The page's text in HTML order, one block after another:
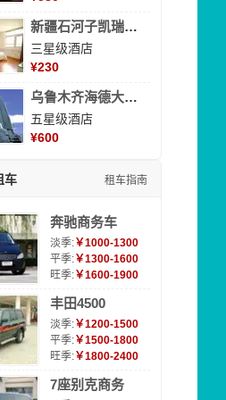
新疆石河子凯瑞酒店
三星级酒店
¥230
乌鲁木齐海德大酒店
五星级酒店
¥600
车 租车指南
奔驰商务车
淡季:￥1000-1300
平季:￥1300-1600
旺季:￥1600-1900
丰田4500
淡季:￥1200-1500
平季:￥1500-1800
旺季:￥1800-2400
7座别克商务